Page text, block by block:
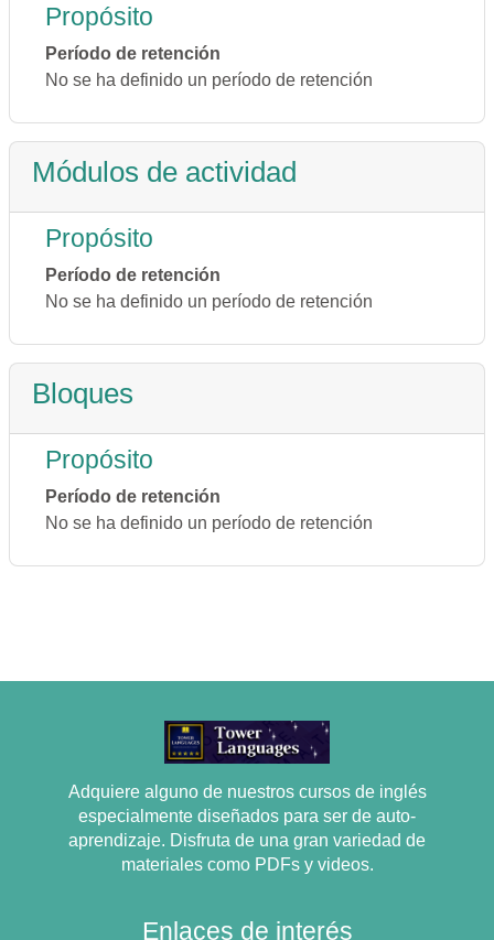
Propósito
Período de retención
No se ha definido un período de retención
Módulos de actividad
Propósito
Período de retención
No se ha definido un período de retención
Bloques
Propósito
Período de retención
No se ha definido un período de retención
Adquiere alguno de nuestros cursos de inglés
especialmente diseñados para ser de auto-
aprendizaje. Disfruta de una gran variedad de
materiales como PDFs y videos.
Enlaces de interés